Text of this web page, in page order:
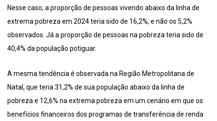
Nesse caso, a proporção de pessoas vivendo abaixo da linha de
extrema pobreza em 2024 teria sido de 16,2%, e não os 5,2%
observados. Já a proporção de pessoas na pobreza teria sido de
40,4% da população potiguar.
A mesma tendência é observada na Região Metropolitana de
Natal, que teria 31,2% de sua população abaixo da linha de
pobreza e 12,6% na extrema pobreza em um cenário em que os
benefícios financeiros dos programas de transferência de renda